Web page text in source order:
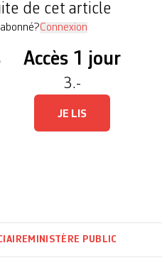
de cet article
Connexion
Accès 1 jour
3.-
JE LIS
MINISTÈRE PUBLIC